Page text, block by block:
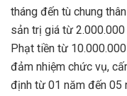
tháng đến tù chung
sản trị giá từ
Phạt tiền từ
đảm nhiệm chức vụ,
định từ 01 năm đến 05